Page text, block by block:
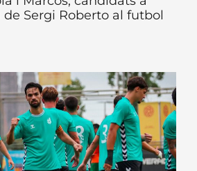
Sergi Roberto al futbol